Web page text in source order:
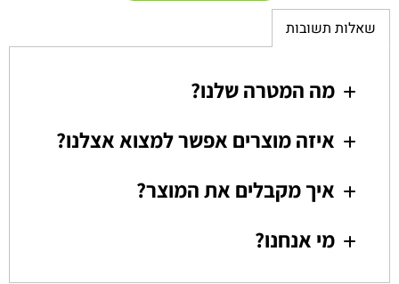
שאלות תשובות
מה המטרה שלנו?
איזה מוצרים אפשר למצוא אצלנו?
איך מקבלים את המוצר?
מי אנחנו?